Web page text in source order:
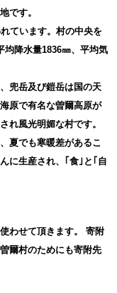
です。
ています。村の中央を
均降水量1836㎜、平均気
兜岳及び鎧岳は国の天
原で有名な曽爾高原が
れ風光明媚な村です。
夏でも寒暖差があるこ
に生産され、｢食｣と｢自
わせて頂きます。
寄附
爾村のためにも寄附先